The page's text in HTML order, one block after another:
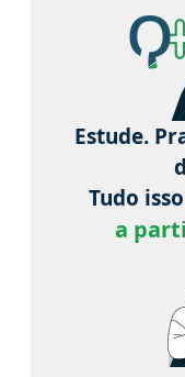
Estude.
Tudo
a